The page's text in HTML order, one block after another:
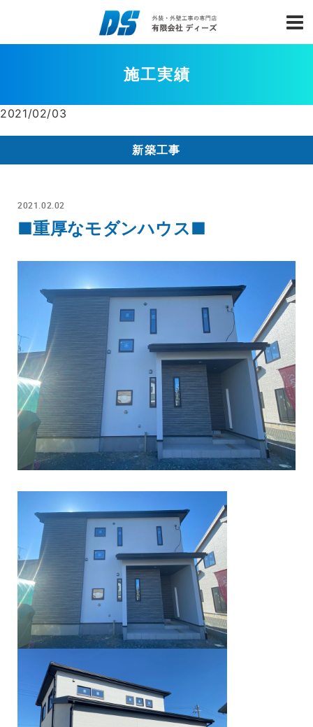
施工実績
2021/02/03
新築工事
2021.02.02
■重厚なモダンハウス■